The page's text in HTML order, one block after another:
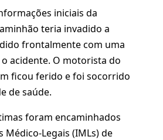
iniciais da
teria invadido a
frontalmente com uma
acidente. O motorista do
ficou ferido e foi socorrido
de saúde.
foram encaminhados
Legais (IMLs) de